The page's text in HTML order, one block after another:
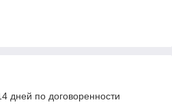
дней по договоренности